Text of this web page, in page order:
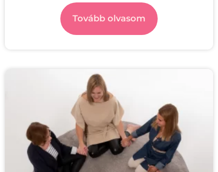
Tovább olvasom